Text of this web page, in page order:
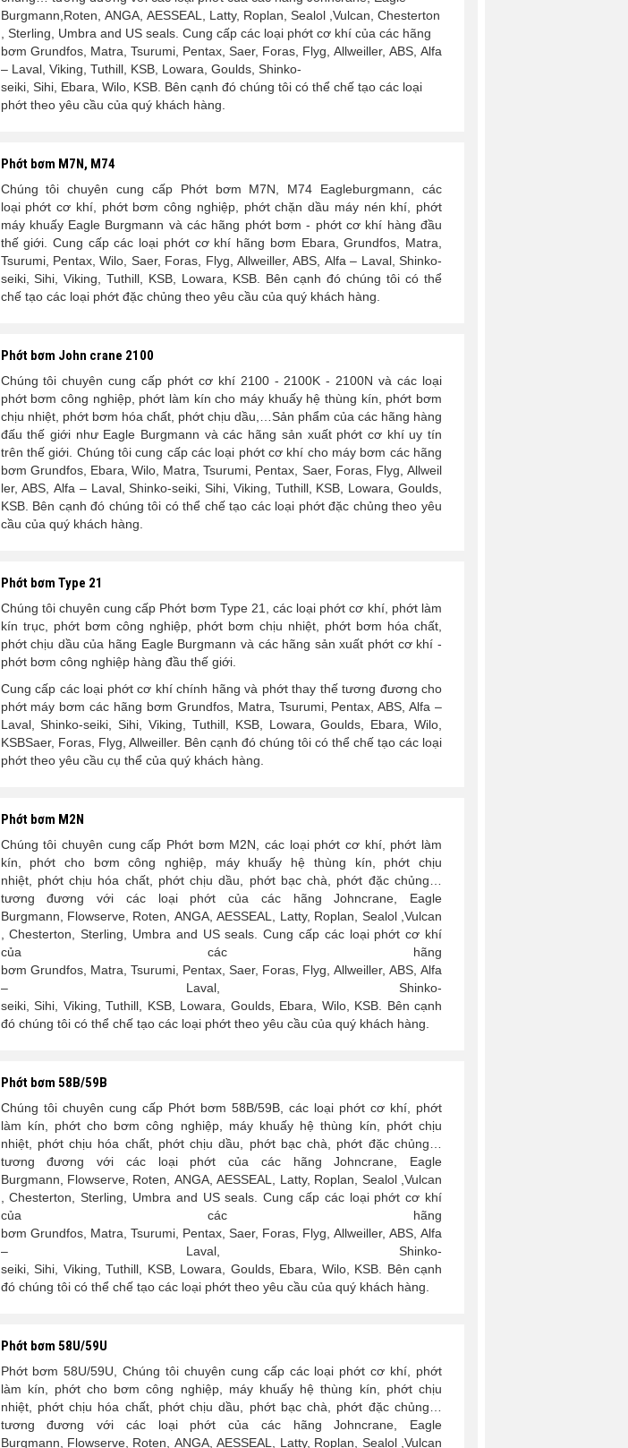
Burgmann,Roten, ANGA, AESSEAL, Latty, Roplan, Sealol ,Vulcan, Chesterton
, Sterling, Umbra and US seals. Cung cấp các loại phớt cơ khí của các hãng
bơm Grundfos, Matra, Tsurumi, Pentax, Saer, Foras, Flyg, Allweiller, ABS, Alfa
– Laval, Viking, Tuthill, KSB, Lowara, Goulds, Shinko-
seiki, Sihi, Ebara, Wilo, KSB. Bên cạnh đó chúng tôi có thể chế tạo các loại
phớt theo yêu cầu của quý khách hàng.
Phớt bơm M7N, M74
Chúng tôi chuyên cung cấp Phớt bơm M7N, M74 Eagleburgmann, các
loại phớt cơ khí, phớt bơm công nghiệp, phớt chặn dầu máy nén khí, phớt
máy khuấy Eagle Burgmann và các hãng phớt bơm - phớt cơ khí hàng đầu
thế giới. Cung cấp các loại phớt cơ khí hãng bơm Ebara, Grundfos, Matra,
Tsurumi, Pentax, Wilo, Saer, Foras, Flyg, Allweiller, ABS, Alfa – Laval, Shinko-
seiki, Sihi, Viking, Tuthill, KSB, Lowara, KSB. Bên cạnh đó chúng tôi có thể
chế tạo các loại phớt đặc chủng theo yêu cầu của quý khách hàng.
Phớt bơm John crane 2100
Chúng tôi chuyên cung cấp phớt cơ khí 2100 - 2100K - 2100N và các loại
phớt bơm công nghiệp, phớt làm kín cho máy khuấy hệ thùng kín, phớt bơm
chịu nhiệt, phớt bơm hóa chất, phớt chịu dầu,…Sản phẩm của các hãng hàng
đấu thế giới như Eagle Burgmann và các hãng sản xuất phớt cơ khí uy tín
trên thế giới. Chúng tôi cung cấp các loại phớt cơ khí cho máy bơm các hãng
bơm Grundfos, Ebara, Wilo, Matra, Tsurumi, Pentax, Saer, Foras, Flyg, Allweil
ler, ABS, Alfa – Laval, Shinko-seiki, Sihi, Viking, Tuthill, KSB, Lowara, Goulds,
KSB. Bên cạnh đó chúng tôi có thể chế tạo các loại phớt đặc chủng theo yêu
cầu của quý khách hàng.
Phớt bơm Type 21
Chúng tôi chuyên cung cấp Phớt bơm Type 21, các loại phớt cơ khí, phớt làm
kín trục, phớt bơm công nghiệp, phớt bơm chịu nhiệt, phớt bơm hóa chất,
phớt chịu dầu của hãng Eagle Burgmann và các hãng sản xuất phớt cơ khí -
phớt bơm công nghiệp hàng đầu thế giới.
Cung cấp các loại phớt cơ khí chính hãng và phớt thay thế tương đương cho
phớt máy bơm các hãng bơm Grundfos, Matra, Tsurumi, Pentax, ABS, Alfa –
Laval, Shinko-seiki, Sihi, Viking, Tuthill, KSB, Lowara, Goulds, Ebara, Wilo,
KSBSaer, Foras, Flyg, Allweiller. Bên cạnh đó chúng tôi có thể chế tạo các loại
phớt theo yêu cầu cụ thể của quý khách hàng.
Phớt bơm M2N
Chúng tôi chuyên cung cấp Phớt bơm M2N, các loại phớt cơ khí, phớt làm
kín, phớt cho bơm công nghiệp, máy khuấy hệ thùng kín, phớt chịu
nhiệt, phớt chịu hóa chất, phớt chịu dầu, phớt bạc chà, phớt đặc chủng…
tương đương với các loại phớt của các hãng Johncrane, Eagle
Burgmann, Flowserve, Roten, ANGA, AESSEAL, Latty, Roplan, Sealol ,Vulcan
, Chesterton, Sterling, Umbra and US seals. Cung cấp các loại phớt cơ khí
của các hãng
bơm Grundfos, Matra, Tsurumi, Pentax, Saer, Foras, Flyg, Allweiller, ABS, Alfa
– Laval, Shinko-
seiki, Sihi, Viking, Tuthill, KSB, Lowara, Goulds, Ebara, Wilo, KSB. Bên cạnh
đó chúng tôi có thể chế tạo các loại phớt theo yêu cầu của quý khách hàng.
Phớt bơm 58B/59B
Chúng tôi chuyên cung cấp Phớt bơm 58B/59B, các loại phớt cơ khí, phớt
làm kín, phớt cho bơm công nghiệp, máy khuấy hệ thùng kín, phớt chịu
nhiệt, phớt chịu hóa chất, phớt chịu dầu, phớt bạc chà, phớt đặc chủng…
tương đương với các loại phớt của các hãng Johncrane, Eagle
Burgmann, Flowserve, Roten, ANGA, AESSEAL, Latty, Roplan, Sealol ,Vulcan
, Chesterton, Sterling, Umbra and US seals. Cung cấp các loại phớt cơ khí
của các hãng
bơm Grundfos, Matra, Tsurumi, Pentax, Saer, Foras, Flyg, Allweiller, ABS, Alfa
– Laval, Shinko-
seiki, Sihi, Viking, Tuthill, KSB, Lowara, Goulds, Ebara, Wilo, KSB. Bên cạnh
đó chúng tôi có thể chế tạo các loại phớt theo yêu cầu của quý khách hàng.
Phớt bơm 58U/59U
Phớt bơm 58U/59U, Chúng tôi chuyên cung cấp các loại phớt cơ khí, phớt
làm kín, phớt cho bơm công nghiệp, máy khuấy hệ thùng kín, phớt chịu
nhiệt, phớt chịu hóa chất, phớt chịu dầu, phớt bạc chà, phớt đặc chủng…
tương đương với các loại phớt của các hãng Johncrane, Eagle
Burgmann, Flowserve, Roten, ANGA, AESSEAL, Latty, Roplan, Sealol ,Vulcan